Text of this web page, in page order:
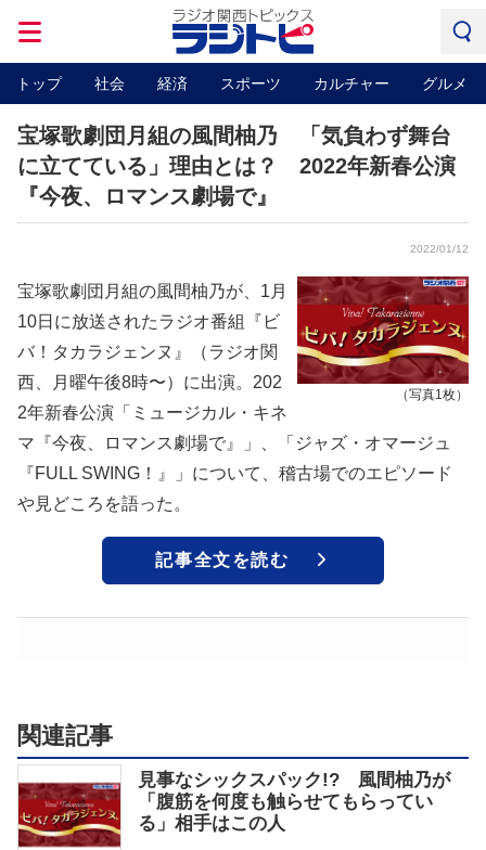
トップ 社会 経済 スポーツ カルチャー グルメ
宝塚歌劇団月組の風間柚乃 「気負わず舞台
に立てている」理由とは？ 2022年新春公演
『今夜、ロマンス劇場で』
2022/01/12
（写真1枚）
宝塚歌劇団月組の風間柚乃が、1月
10日に放送されたラジオ番組『ビ
バ！タカラジェンヌ』（ラジオ関
西、月曜午後8時〜）に出演。202
2年新春公演「ミュージカル・キネ
マ『今夜、ロマンス劇場で』」、「ジャズ・オマージュ
『FULL SWING！』」について、稽古場でのエピソード
や見どころを語った。
記事全文を読む
関連記事
見事なシックスパック!? 風間柚乃が
「腹筋を何度も触らせてもらってい
る」相手はこの人